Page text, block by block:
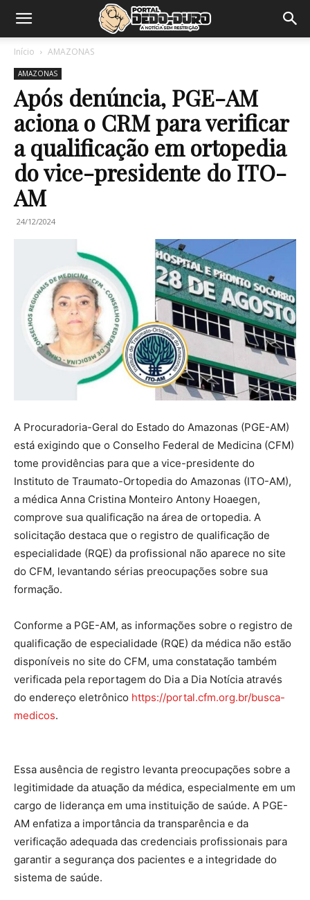
Início AMAZONAS
AMAZONAS
Após denúncia, PGE-AM
aciona o CRM para verificar
a qualificação em ortopedia
do vice-presidente do ITO-
AM
24/12/2024
A Procuradoria-Geral do Estado do Amazonas (PGE-AM)
está exigindo que o Conselho Federal de Medicina (CFM)
tome providências para que a vice-presidente do
Instituto de Traumato-Ortopedia do Amazonas (ITO-AM),
a médica Anna Cristina Monteiro Antony Hoaegen,
comprove sua qualificação na área de ortopedia. A
solicitação destaca que o registro de qualificação de
especialidade (RQE) da profissional não aparece no site
do CFM, levantando sérias preocupações sobre sua
formação.
Conforme a PGE-AM, as informações sobre o registro de
qualificação de especialidade (RQE) da médica não estão
disponíveis no site do CFM, uma constatação também
verificada pela reportagem do Dia a Dia Notícia através
do endereço eletrônico https://portal.cfm.org.br/busca-
medicos.
Essa ausência de registro levanta preocupações sobre a
legitimidade da atuação da médica, especialmente em um
cargo de liderança em uma instituição de saúde. A PGE-
AM enfatiza a importância da transparência e da
verificação adequada das credenciais profissionais para
garantir a segurança dos pacientes e a integridade do
sistema de saúde.